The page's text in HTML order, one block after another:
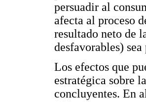
persuadir al
afecta al proceso
resultado neto de
desfavorables)
Los efectos que
estratégica sobre
concluyentes. En